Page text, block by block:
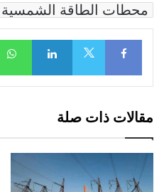
محطات الطاقة الشمسية
Facebook
مقالات ذات صلة